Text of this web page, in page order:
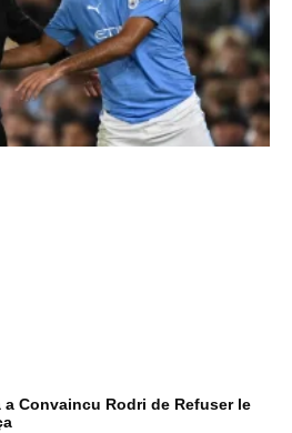
Convaincu Rodri de Refuser le